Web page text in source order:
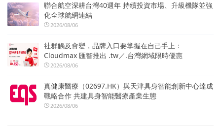
聯合航空深耕台灣40週年 持續投資市場、升級機隊並強
化全球航網連結
2026/08/06
社群觸及會變，品牌入口要掌握在自己手上：
Cloudmax 匯智推出 .tw／.台灣網域限時優惠
2026/08/06
真健康醫療（02697.HK）與天津具身智能創新中心達成
戰略合作 共建具身智能醫療產業生態
2026/08/06